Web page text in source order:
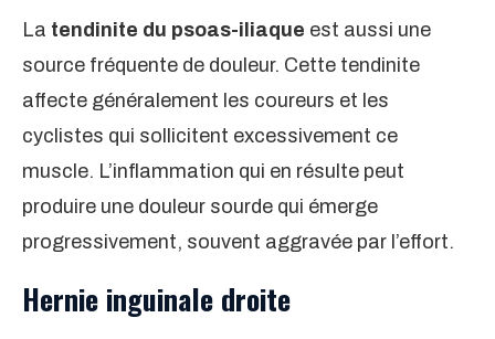
La tendinite du psoas-iliaque est aussi une
source fréquente de douleur. Cette tendinite
affecte généralement les coureurs et les
cyclistes qui sollicitent excessivement ce
muscle. L’inflammation qui en résulte peut
produire une douleur sourde qui émerge
progressivement, souvent aggravée par l’effort.
Hernie inguinale droite